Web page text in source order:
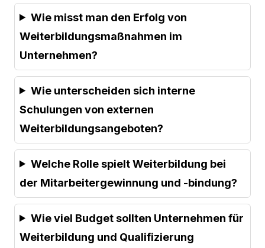
Wie misst man den Erfolg von
Weiterbildungsmaßnahmen im
Unternehmen?
Wie unterscheiden sich interne
Schulungen von externen
Weiterbildungsangeboten?
Welche Rolle spielt Weiterbildung bei
der Mitarbeitergewinnung und -bindung?
Wie viel Budget sollten Unternehmen für
Weiterbildung und Qualifizierung